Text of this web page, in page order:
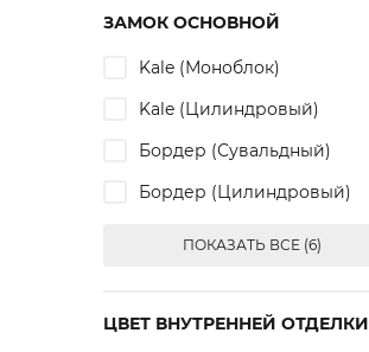
ЗАМОК ОСНОВНОЙ
Kale (Моноблок)
Kale (Цилиндровый)
Бордер (Сувальдный)
Бордер (Цилиндровый)
ПОКАЗАТЬ ВСЕ (6)
ЦВЕТ ВНУТРЕННЕЙ ОТДЕЛКИ